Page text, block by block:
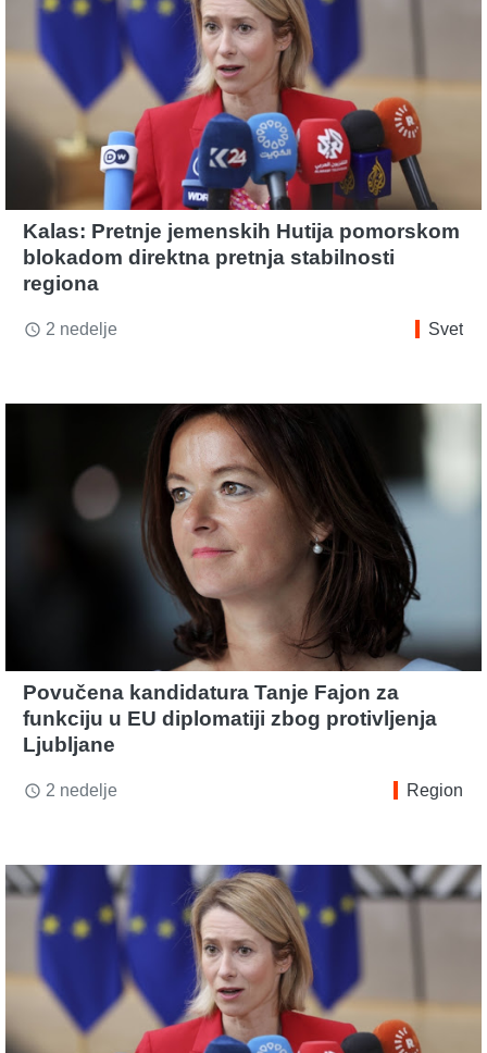
Kalas: Pretnje jemenskih Hutija pomorskom
blokadom direktna pretnja stabilnosti
regiona
access_time 2 nedelje Svet
Povučena kandidatura Tanje Fajon za
funkciju u EU diplomatiji zbog protivljenja
Ljubljane
access_time 2 nedelje Region